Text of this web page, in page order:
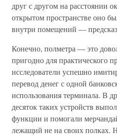
друг с другом на расстоянии
открытом пространстве оно
внутри помещений —
Конечно, полметра — это
пригодно для практического
исследователи успешно
перевод денег с одной
использования терминала. В
десяток таких устройств
функции и помогали
лежащий не на своих полках.